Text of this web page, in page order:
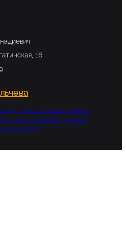
16
персональных данных
персональных данных